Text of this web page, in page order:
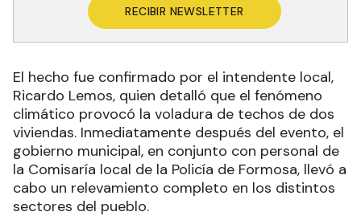
RECIBIR NEWSLETTER
El hecho fue confirmado por el intendente local,
Ricardo Lemos, quien detalló que el fenómeno
climático provocó la voladura de techos de dos
viviendas. Inmediatamente después del evento, el
gobierno municipal, en conjunto con personal de
la Comisaría local de la Policía de Formosa, llevó a
cabo un relevamiento completo en los distintos
sectores del pueblo.